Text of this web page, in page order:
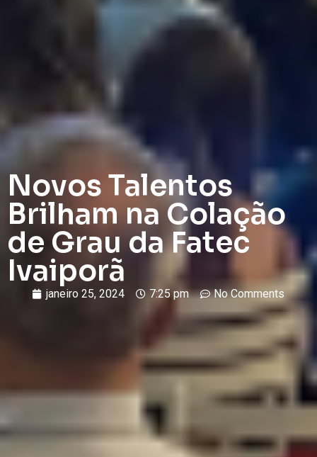
Novos Talentos
Brilham na Colação
de Grau da Fatec
Ivaiporã
janeiro 25, 2024 7:25 pm No Comments